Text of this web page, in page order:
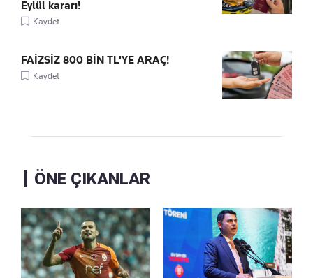
Eylül kararı!
Kaydet
FAİZSİZ 800 BİN TL'YE ARAÇ!
Kaydet
ÖNE ÇIKANLAR